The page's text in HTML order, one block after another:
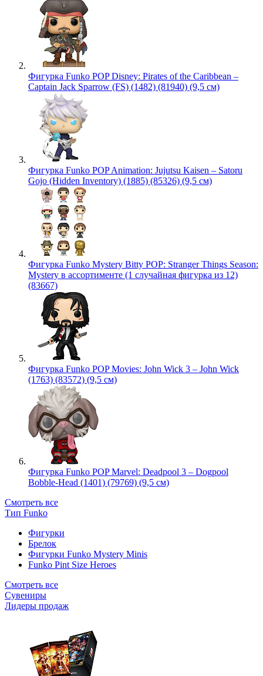
Фигурка Funko POP Disney: Pirates of the Caribbean –
Captain Jack Sparrow (FS) (1482) (81940) (9,5 см)
Фигурка Funko POP Animation: Jujutsu Kaisen – Satoru
Gojo (Hidden Inventory) (1885) (85326) (9,5 см)
Фигурка Funko Mystery Bitty POP: Stranger Things Season:
Mystery в ассортименте (1 случайная фигурка из 12)
(83667)
Фигурка Funko POP Movies: John Wick 3 – John Wick
(1763) (83572) (9,5 см)
Фигурка Funko POP Marvel: Deadpool 3 – Dogpool
Bobble-Head (1401) (79769) (9,5 см)
Смотреть все
Тип Funko
Фигурки
Брелок
Фигурки Funko Mystery Minis
Funko Pint Size Heroes
Смотреть все
Сувениры
Лидеры продаж